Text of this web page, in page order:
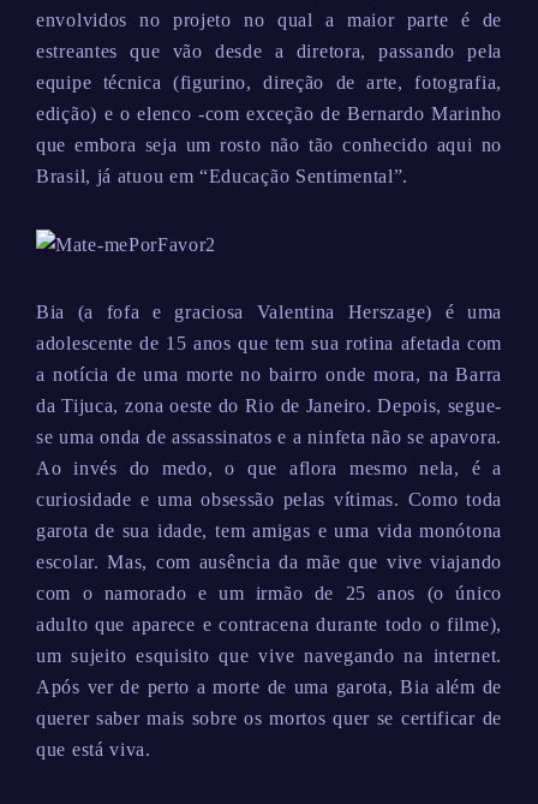
envolvidos no projeto no qual a maior parte é de
estreantes que vão desde a diretora, passando pela
equipe técnica (figurino, direção de arte, fotografia,
edição) e o elenco -com exceção de Bernardo Marinho
que embora seja um rosto não tão conhecido aqui no
Brasil, já atuou em “Educação Sentimental”.
Bia (a fofa e graciosa Valentina Herszage) é uma
adolescente de 15 anos que tem sua rotina afetada com
a notícia de uma morte no bairro onde mora, na Barra
da Tijuca, zona oeste do Rio de Janeiro. Depois, segue-
se uma onda de assassinatos e a ninfeta não se apavora.
Ao invés do medo, o que aflora mesmo nela, é a
curiosidade e uma obsessão pelas vítimas. Como toda
garota de sua idade, tem amigas e uma vida monótona
escolar. Mas, com ausência da mãe que vive viajando
com o namorado e um irmão de 25 anos (o único
adulto que aparece e contracena durante todo o filme),
um sujeito esquisito que vive navegando na internet.
Após ver de perto a morte de uma garota, Bia além de
querer saber mais sobre os mortos quer se certificar de
que está viva.